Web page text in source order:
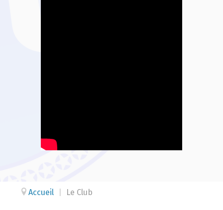
Accueil Le Club